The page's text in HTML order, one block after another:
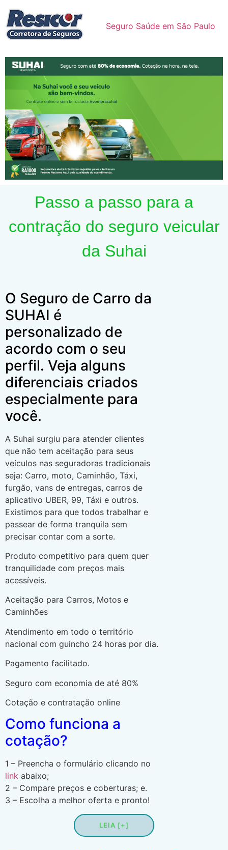
Seguro Saúde em São Paulo
Passo a passo para a
contração do seguro veicular
da Suhai
O Seguro de Carro da
SUHAI é
personalizado de
acordo com o seu
perfil. Veja alguns
diferenciais criados
especialmente para
você.
A Suhai surgiu para atender clientes
que não tem aceitação para seus
veículos nas seguradoras tradicionais
seja: Carro, moto, Caminhão, Táxi,
furgão, vans de entregas, carros de
aplicativo UBER, 99, Táxi e outros.
Existimos para que todos trabalhar e
passear de forma tranquila sem
precisar contar com a sorte.
Produto competitivo para quem quer
tranquilidade com preços mais
acessíveis.
Aceitação para Carros, Motos e
Caminhões
Atendimento em todo o território
nacional com guincho 24 horas por dia.
Pagamento facilitado.
Seguro com economia de até 80%
Cotação e contratação online
Como funciona a
cotação?
1 – Preencha o formulário clicando no
link abaixo;
2 – Compare preços e coberturas; e.
3 – Escolha a melhor oferta e pronto!
LEIA [+]